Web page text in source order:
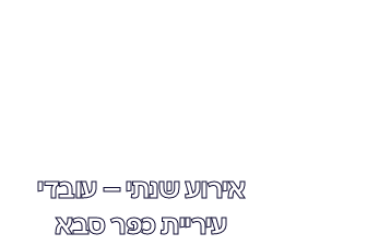
אירוע שנתי – עובדי
עיריית כפר סבא